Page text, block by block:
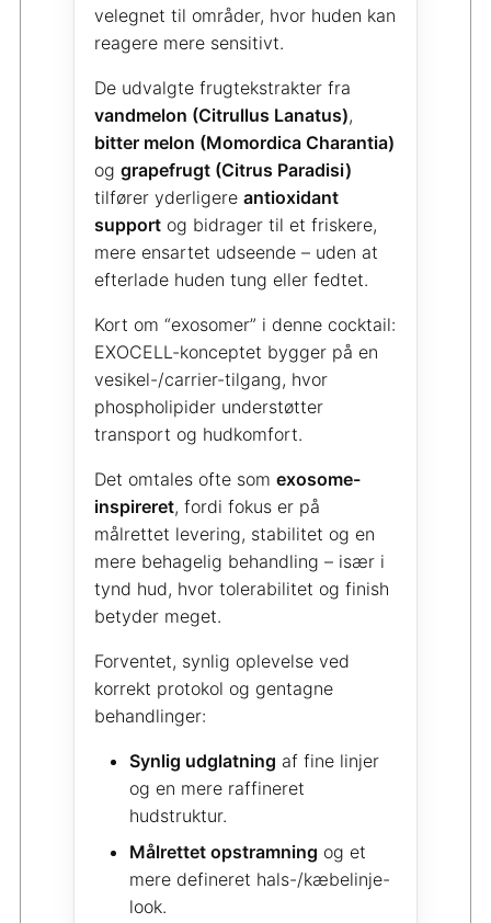
velegnet til områder, hvor huden kan
reagere mere sensitivt.
De udvalgte frugtekstrakter fra
vandmelon (Citrullus Lanatus),
bitter melon (Momordica Charantia)
og grapefrugt (Citrus Paradisi)
tilfører yderligere antioxidant
supportog bidrager til et friskere,
mere ensartet udseende – uden at
efterlade huden tung eller fedtet.
Kort om “exosomer” i denne cocktail:
EXOCELL-konceptet bygger på en
vesikel-/carrier-tilgang, hvor
phospholipider understøtter
transport og hudkomfort.
Det omtales ofte som exosome-
inspireret, fordi fokus er på
målrettet levering, stabilitet og en
mere behagelig behandling – især i
tynd hud, hvor tolerabilitet og finish
betyder meget.
Forventet, synlig oplevelse ved
korrekt protokol og gentagne
behandlinger:
Synlig udglatning af fine linjer
og en mere raffineret
hudstruktur.
Målrettet opstramning og et
mere defineret hals-/kæbelinje-
look.